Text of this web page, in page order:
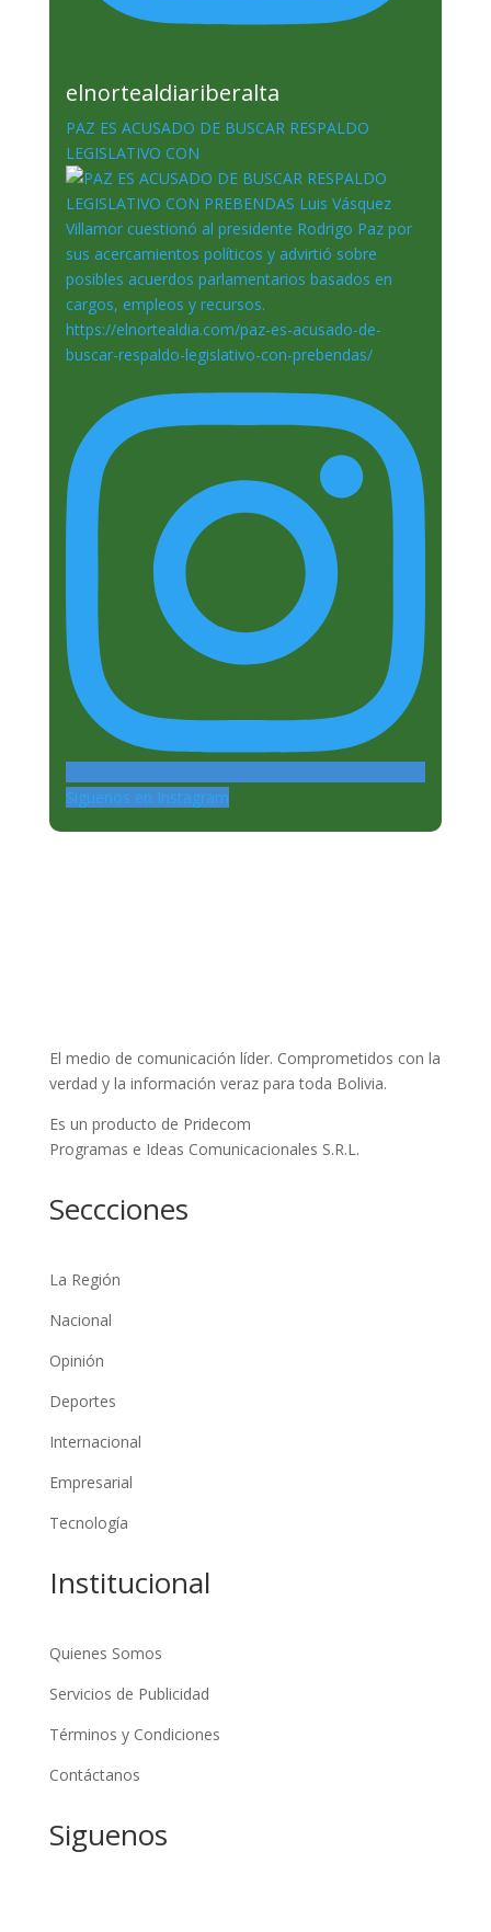
elnortealdiariberalta
PAZ ES ACUSADO DE BUSCAR RESPALDO
LEGISLATIVO CON
Siguenos en Instagram
El medio de comunicación líder. Comprometidos con la
verdad y la información veraz para toda Bolivia.
Es un producto de Pridecom
Programas e Ideas Comunicacionales S.R.L.
Seccciones
La Región
Nacional
Opinión
Deportes
Internacional
Empresarial
Tecnología
Institucional
Quienes Somos
Servicios de Publicidad
Términos y Condiciones
Contáctanos
Siguenos